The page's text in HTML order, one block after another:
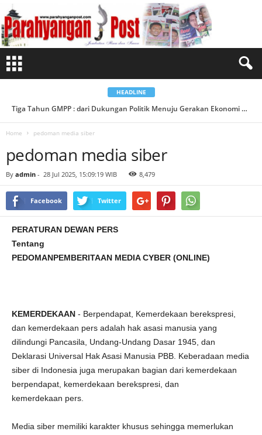
d
o
m
a
e
HEADLINE
Tiga Tahun GMPP : dari Dukungan Politik Menuju Gerakan Ekonomi Berbasis Desa...
Siap-siap! BOS Madrasah dan BOP RA Tahap II Segera Cair...
Home pedoman media siber
pedoman media siber
By admin - 28 Jul 2025, 15:09:19 WIB 8,479
Facebook Twitter
PERATURAN DEWAN PERS
Tentang
PEDOMANPEMBERITAAN MEDIA CYBER (ONLINE)
KEMERDEKAAN - Berpendapat, Kemerdekaan berekspresi,
dan kemerdekaan pers adalah hak asasi manusia yang
dilindungi Pancasila, Undang-Undang Dasar 1945, dan
Deklarasi Universal Hak Asasi Manusia PBB. Keberadaan media
siber di Indonesia juga merupakan bagian dari kemerdekaan
berpendapat, kemerdekaan berekspresi, dan
kemerdekaan pers.
Media siber memiliki karakter khusus sehingga memerlukan